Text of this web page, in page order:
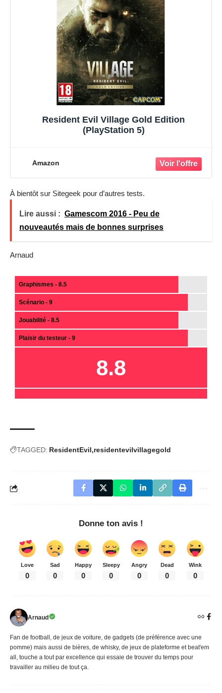
Resident Evil Village Gold Edition
(PlayStation 5)
Amazon
À bientôt sur Sitegeek pour d’autres tests.
Lire aussi : Gamescom 2016 - Peu de
nouveautés mais de bonnes surprises
Arnaud
Graphismes - 8.5
Scénario - 9
Jouabilité - 8.5
Plaisir du testeur - 9
8.8
TAGGED: ResidentEvil residentevilvillagegold
Donne ton avis !
Love
0
Sad
0
Happy
0
Sleepy
0
Angry
0
Dead
0
Wink
0
Arnaud
Fan de football, de jeux de voiture, de gadgets (de préférence avec une
pomme) mais aussi de bières, de whisky, de jeux de plateforme et beat'em
all, touche a tout par excellence qui essaie de trouver du temps pour
travailler au milieu de tout ça.